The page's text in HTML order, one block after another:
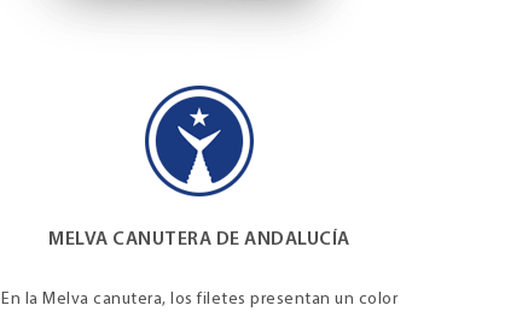
MELVA CANUTERA DE ANDALUCÍA
En la Melva canutera, los filetes presentan un color